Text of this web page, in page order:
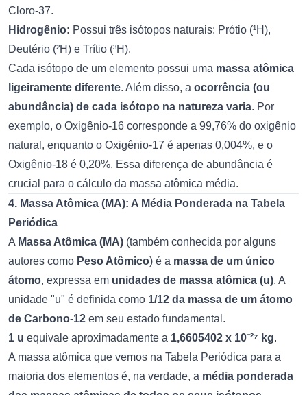
Cloro-37.
Hidrogênio: Possui três isótopos naturais: Prótio (¹H),
Deutério (²H) e Trítio (³H).
Cada isótopo de um elemento possui uma massa atômica
ligeiramente diferente. Além disso, a ocorrência (ou
abundância) de cada isótopo na natureza varia. Por
exemplo, o Oxigênio-16 corresponde a 99,76% do oxigênio
natural, enquanto o Oxigênio-17 é apenas 0,004%, e o
Oxigênio-18 é 0,20%. Essa diferença de abundância é
crucial para o cálculo da massa atômica média.
4. Massa Atômica (MA): A Média Ponderada na Tabela
Periódica
A Massa Atômica (MA) (também conhecida por alguns
autores como Peso Atômico) é a massa de um único
átomo, expressa em unidades de massa atômica (u). A
unidade "u" é definida como 1/12 da massa de um átomo
de Carbono-12 em seu estado fundamental.
1 u equivale aproximadamente a 1,6605402 x 10⁻²⁷ kg.
A massa atômica que vemos na Tabela Periódica para a
maioria dos elementos é, na verdade, a média ponderada